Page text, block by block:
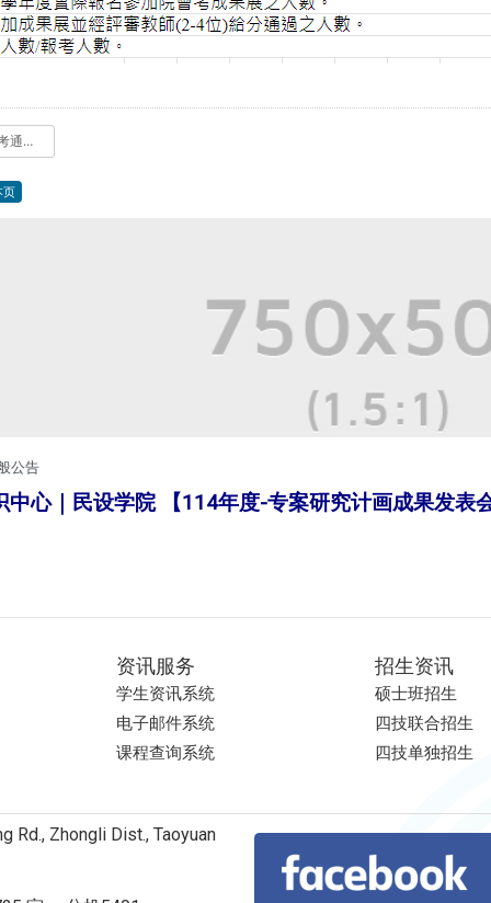
112学年度_院会考通过名单-公告附件.pdf
页
公告
心｜民设学院 【114年度-专案研究计画成果发表会
资讯服务
学生资讯系统
电子邮件系统
课程查询系统
招生资讯
硕士班招生
四技联合招生
四技单独招生
Rd., Zhongli Dist., Taoyuan